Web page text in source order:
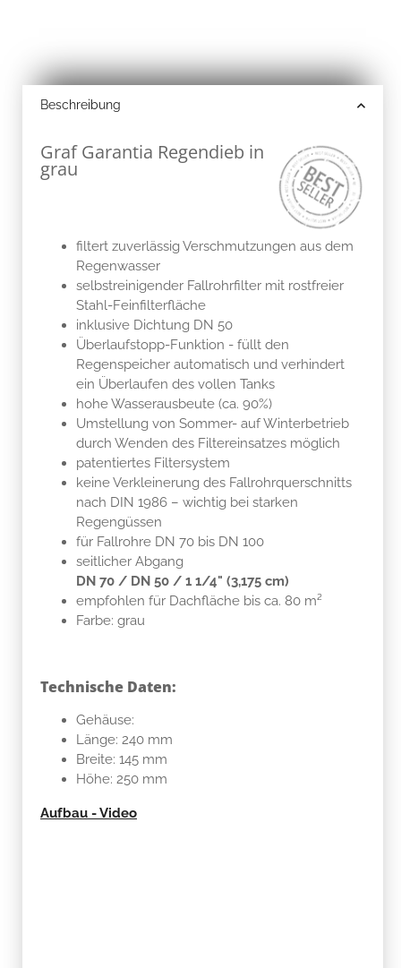
Beschreibung
Graf Garantia Regendieb in
grau
filtert zuverlässig Verschmutzungen aus dem
Regenwasser
selbstreinigender Fallrohrfilter mit rostfreier
Stahl-Feinfilterfläche
inklusive Dichtung DN 50
Überlaufstopp-Funktion - füllt den
Regenspeicher automatisch und verhindert
ein Überlaufen des vollen Tanks
hohe Wasserausbeute (ca. 90%)
Umstellung von Sommer- auf Winterbetrieb
durch Wenden des Filtereinsatzes möglich
patentiertes Filtersystem
keine Verkleinerung des Fallrohrquerschnitts
nach DIN 1986 – wichtig bei starken
Regengüssen
für Fallrohre DN 70 bis DN 100
seitlicher Abgang
DN 70 / DN 50 / 1 1/4" (3,175 cm)
empfohlen für Dachfläche bis ca. 80 m²
Farbe: grau
Technische Daten:
Gehäuse:
Länge: 240 mm
Breite: 145 mm
Höhe: 250 mm
Aufbau - Video